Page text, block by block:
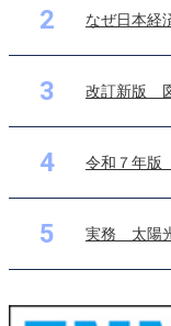
2 なぜ日本経
3 改訂新版
4 令和７年
5 実務 太陽